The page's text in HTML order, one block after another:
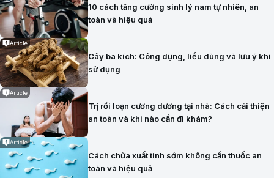
10 cách tăng cường sinh lý nam tự nhiên, an
toàn và hiệu quả
Article
Cây ba kích: Công dụng, liều dùng và lưu ý khi
sử dụng
Article
Trị rối loạn cương dương tại nhà: Cách cải thiện
an toàn và khi nào cần đi khám?
Article
Cách chữa xuất tinh sớm không cần thuốc an
toàn và hiệu quả